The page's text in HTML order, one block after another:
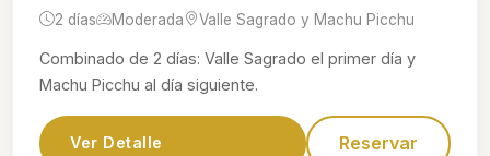
2 días Moderada Valle Sagrado y Machu Picchu
Combinado de 2 días: Valle Sagrado el primer día y
Machu Picchu al día siguiente.
Ver Detalle Reservar